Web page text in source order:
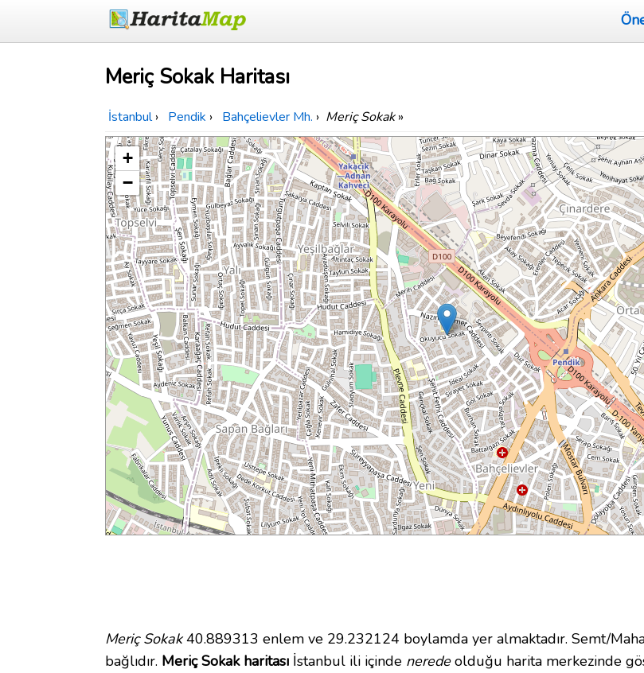
Meriç Sokak Haritası
İstanbul › Pendik › Bahçelievler Mh. › Meriç Sokak»
+
−
Meriç Sokak40.889313 enlem ve 29.232124 boylamda yer almaktadır. Semt/
bağlıdır. Meriç Sokak haritası İstanbul ili içinde neredeolduğu harita merkezinde